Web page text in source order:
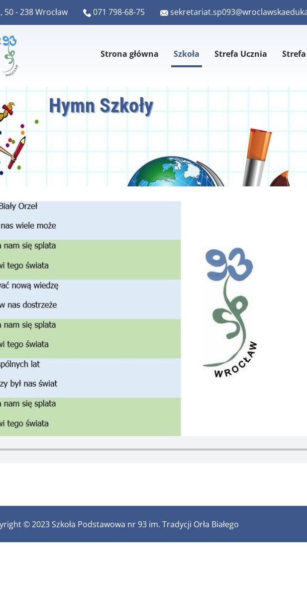
- 238 Wrocław ​​071 798-68-75
Strona główna Szkoła Strefa Ucznia
Hymn Szkoły
© 2023 Szkoła Podstawowa nr 93 im. Tradycji Orła Białego